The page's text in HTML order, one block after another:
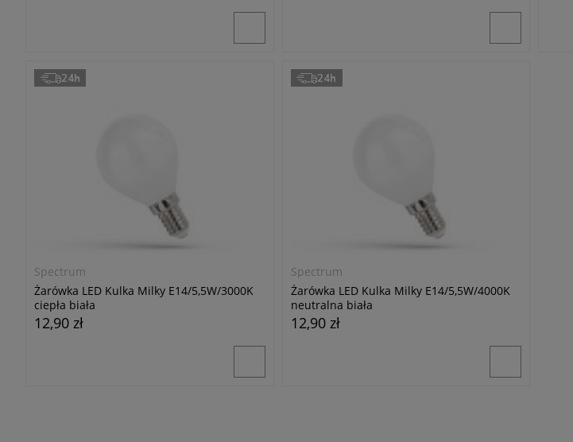
Spectrum
Żarówka LED Kulka Milky E14/5,5W/3000K
ciepła biała
24h
12,90 zł
Spectrum
Żarówka LED Kulka Milky E14/5,5W/4000K
neutralna biała
24h
12,90 zł